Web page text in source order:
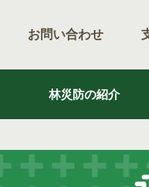
お問い合わせ
林災防の紹介